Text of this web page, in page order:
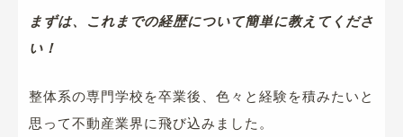
まずは、これまでの経歴について簡単に教えてくださ
い！
整体系の専門学校を卒業後、色々と経験を積みたいと
思って不動産業界に飛び込みました。